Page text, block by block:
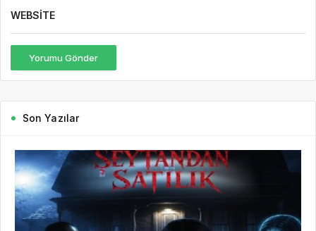
WEBSITE
Yorumu Gönder
Son Yazılar